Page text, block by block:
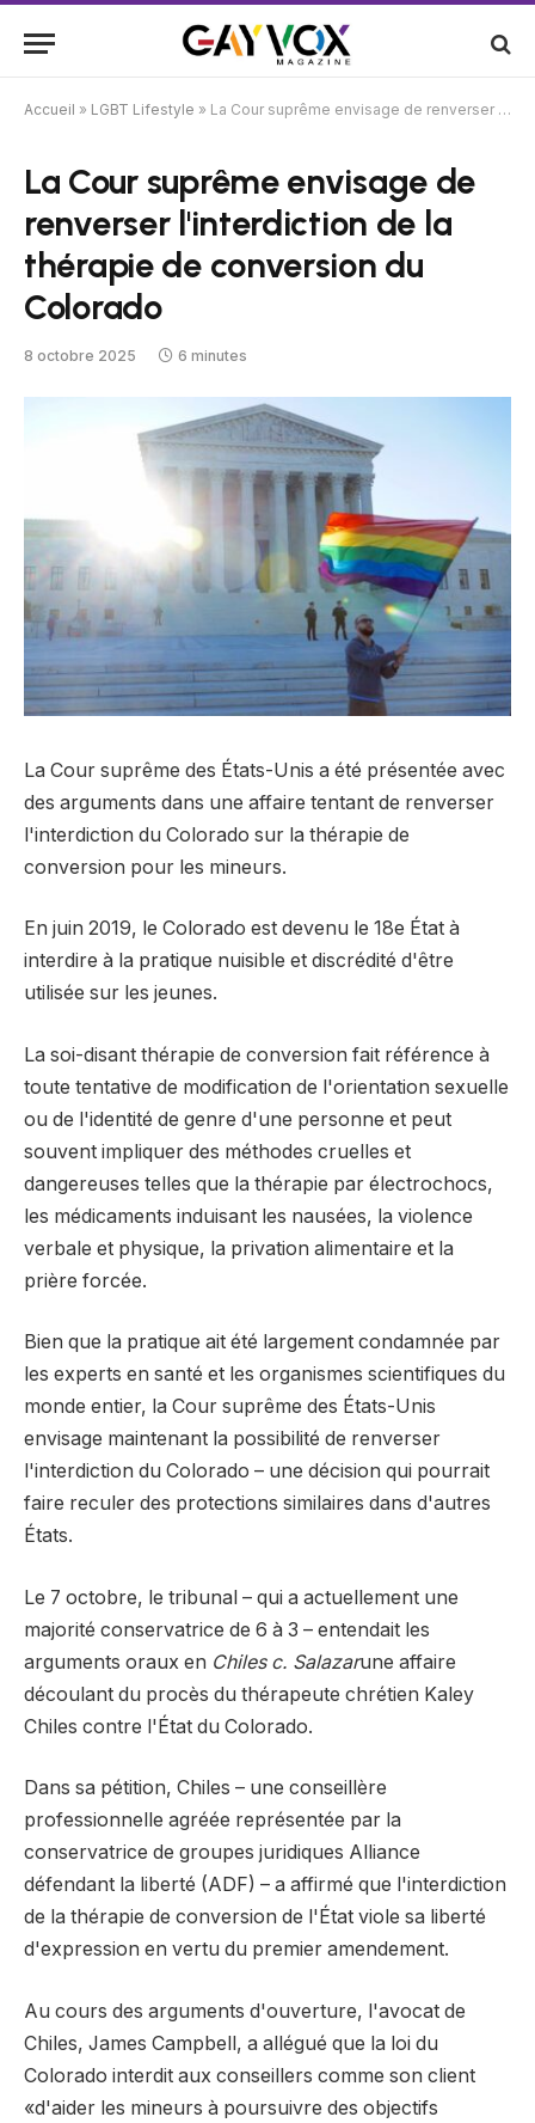
Accueil » LGBT Lifestyle » La Cour suprême envisage de renverser l'interdiction de la thérapie de conversion du Colorado
La Cour suprême envisage de
renverser l'interdiction de la
thérapie de conversion du
Colorado
8 octobre 2025 6 minutes
La Cour suprême des États-Unis a été présentée avec
des arguments dans une affaire tentant de renverser
l'interdiction du Colorado sur la thérapie de
conversion pour les mineurs.
En juin 2019, le Colorado est devenu le 18e État à
interdire à la pratique nuisible et discrédité d'être
utilisée sur les jeunes.
La soi-disant thérapie de conversion fait référence à
toute tentative de modification de l'orientation sexuelle
ou de l'identité de genre d'une personne et peut
souvent impliquer des méthodes cruelles et
dangereuses telles que la thérapie par électrochocs,
les médicaments induisant les nausées, la violence
verbale et physique, la privation alimentaire et la
prière forcée.
Bien que la pratique ait été largement condamnée par
les experts en santé et les organismes scientifiques du
monde entier, la Cour suprême des États-Unis
envisage maintenant la possibilité de renverser
l'interdiction du Colorado – une décision qui pourrait
faire reculer des protections similaires dans d'autres
États.
Le 7 octobre, le tribunal – qui a actuellement une
majorité conservatrice de 6 à 3 – entendait les
arguments oraux en Chiles c. Salazarune affaire
découlant du procès du thérapeute chrétien Kaley
Chiles contre l'État du Colorado.
Dans sa pétition, Chiles – une conseillère
professionnelle agréée représentée par la
conservatrice de groupes juridiques Alliance
défendant la liberté (ADF) – a affirmé que l'interdiction
de la thérapie de conversion de l'État viole sa liberté
d'expression en vertu du premier amendement.
Au cours des arguments d'ouverture, l'avocat de
Chiles, James Campbell, a allégué que la loi du
Colorado interdit aux conseillers comme son client
«d'aider les mineurs à poursuivre des objectifs